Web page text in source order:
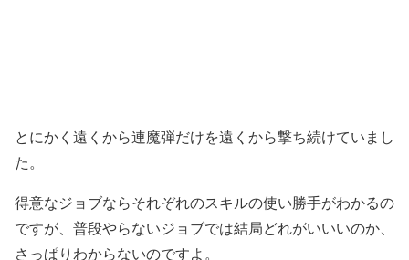
とにかく遠くから連魔弾だけを遠くから撃ち続けていまし
た。
得意なジョブならそれぞれのスキルの使い勝手がわかるの
ですが、普段やらないジョブでは結局どれがいいいのか、
さっぱりわからないのですよ。